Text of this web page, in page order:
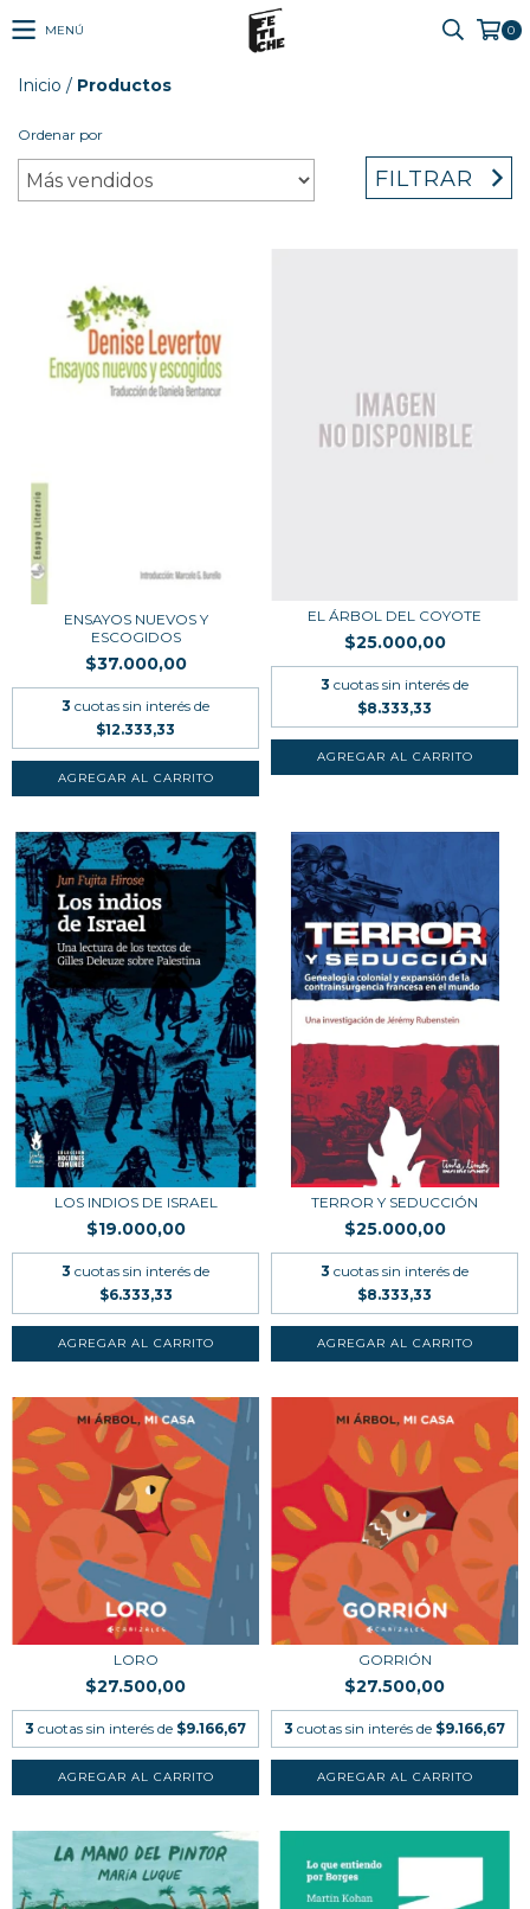
MENÚ 0
Inicio / Productos
Ordenar por
FILTRAR
ENSAYOS NUEVOS Y
ESCOGIDOS
$37.000,00
3 cuotas sin interés de
$12.333,33
EL ÁRBOL DEL COYOTE
$25.000,00
3 cuotas sin interés de
$8.333,33
LOS INDIOS DE ISRAEL
$19.000,00
3 cuotas sin interés de
$6.333,33
TERROR Y SEDUCCIÓN
$25.000,00
3 cuotas sin interés de
$8.333,33
LORO
$27.500,00
3 cuotas sin interés de $9.166,67
GORRIÓN
$27.500,00
3 cuotas sin interés de $9.166,67